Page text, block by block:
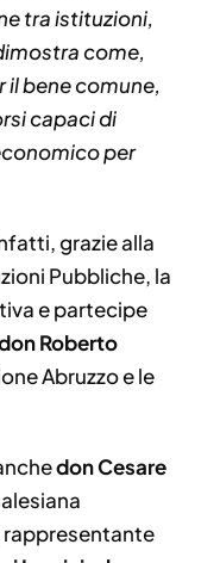
tra istituzioni,
come,
il bene comune,
capaci di
per
grazie alla
Pubbliche, la
e partecipe
Roberto
Abruzzo e le
don Cesare
rappresentante